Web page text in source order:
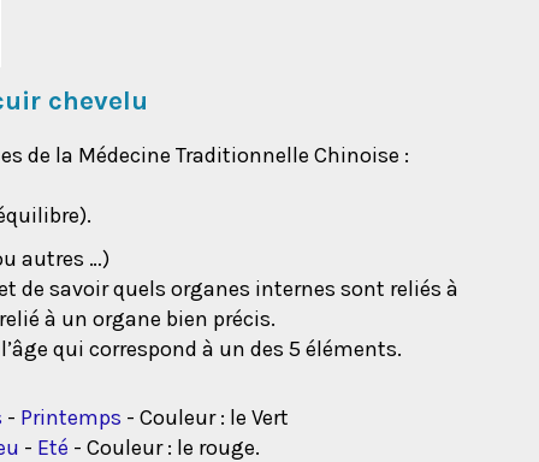
chevelu
de la Médecine Traditionnelle Chinoise :
autres …)
de savoir quels organes internes sont reliés à
à un organe bien précis.
qui correspond à un des 5 éléments.
- Printemps - Couleur : le Vert
- Eté - Couleur : le rouge.